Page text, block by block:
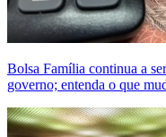
Bolsa Família continua a
governo; entenda o que